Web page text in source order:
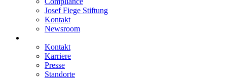
Josef Fiege Stiftung
Kontakt
Newsroom
Secondary
Navigation
Kontakt
Karriere
Presse
Standorte